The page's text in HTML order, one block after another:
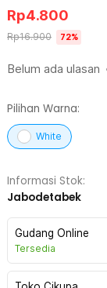
Belum ada ulasan
Rp4.800
Rp16.900 72%
Pilihan Warna:
White
Informasi Stok:
Jabodetabek
Gudang Online
Tersedia